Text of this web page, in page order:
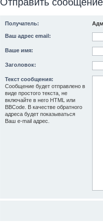
Получатель:
Ваш адрес email:
Ваше имя:
Заголовок:
Текст сообщения:
Сообщение будет отправлено в
виде простого текста, не
включайте в него HTML или
BBCode. В качестве обратного
адреса будет показываться
Ваш e-mail адрес.